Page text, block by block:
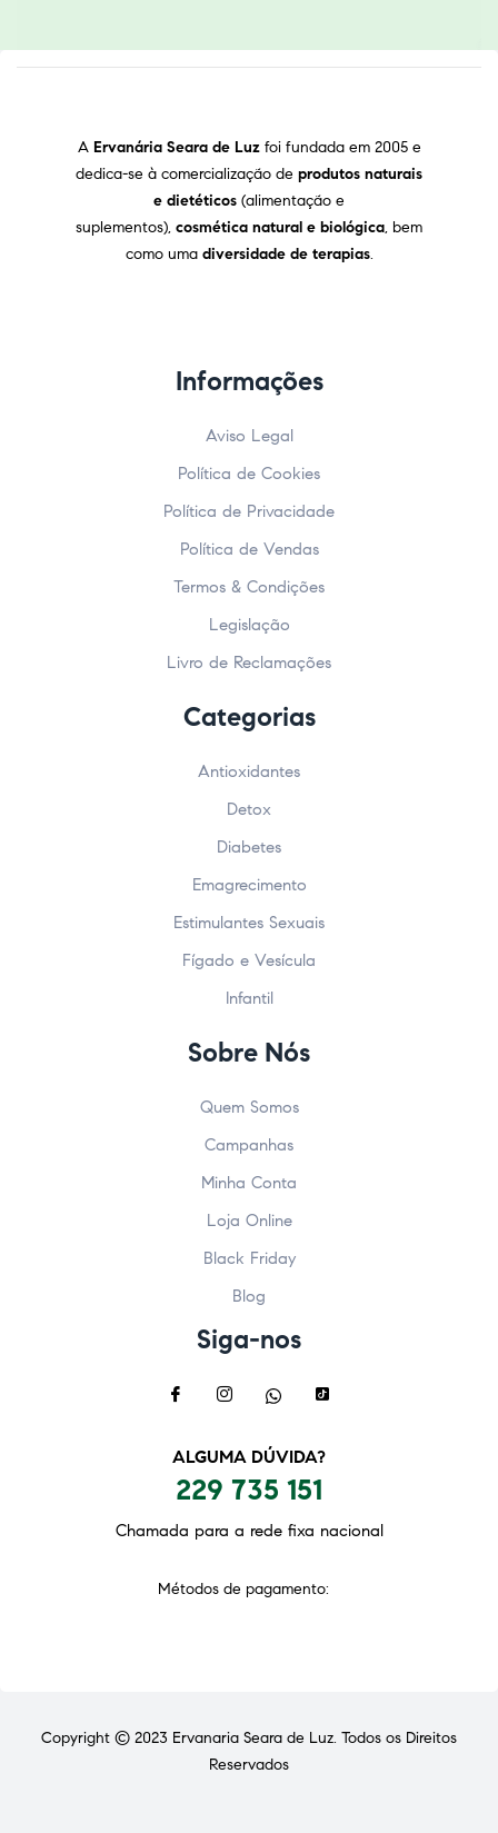
A Ervanária Seara de Luz foi fundada em 2005 e
dedica-se à comercialização de produtos naturais
e dietéticos (alimentação e
suplementos), cosmética natural e biológica, bem
como uma diversidade de terapias.
Informações
Aviso Legal
Política de Cookies
Política de Privacidade
Política de Vendas
Termos & Condições
Legislação
Livro de Reclamações
Categorias
Antioxidantes
Detox
Diabetes
Emagrecimento
Estimulantes Sexuais
Fígado e Vesícula
Infantil
Sobre Nós
Quem Somos
Campanhas
Minha Conta
Loja Online
Black Friday
Blog
Siga-nos
ALGUMA DÚVIDA?
229 735 151
Chamada para a rede fixa nacional
Métodos de pagamento:
Copyright © 2023 Ervanaria Seara de Luz. Todos os Direitos
Reservados